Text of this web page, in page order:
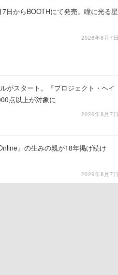
日からBOOTHにて発売。瞳に光る星
2026年8月7日
がスタート。『プロジェクト・ヘイ
点以上が対象に
2026年8月7日
』の生みの親が18年掲げ続け
2026年8月7日